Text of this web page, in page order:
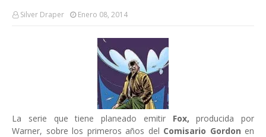
Silver Draper Enero 08, 2014
La serie que tiene planeado emitirFox,producida por
Warner, sobre los primeros años del Comisario Gordon en